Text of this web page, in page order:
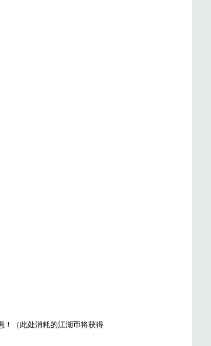
！（此处消耗的江湖币将获得